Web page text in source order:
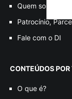
Quem somos
Patrocínio,
Fale com o DI
CONTEÚDOS
O que é?